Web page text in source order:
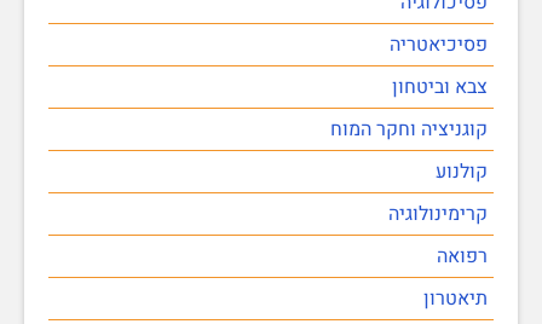
פסיכיאטריה
צבא וביטחון
קוגניציה וחקר המוח
קולנוע
קרימינולוגיה
רפואה
תיאטרון